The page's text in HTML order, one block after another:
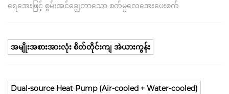
ရေအေးဖြင့် စွမ်းအင်ချွေတာသော စက်မှုလေအေးပေးစက်
အမျိုးအစားအားလုံး စိတ်တိုင်းကျ အဲယားကွန်း
Dual-source Heat Pump (Air-cooled + Water-cooled)